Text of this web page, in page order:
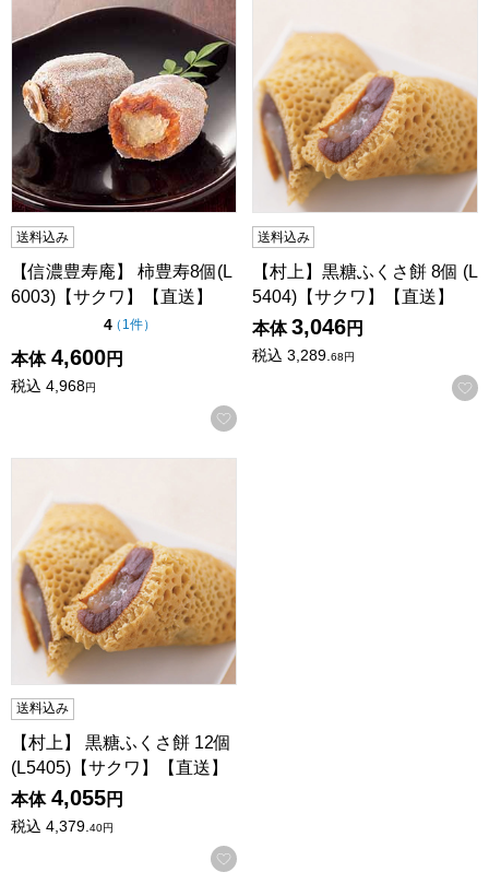
送料込み
【信濃豊寿庵】 柿豊寿8個(L
6003)【サクワ】【直送】
4点（5点満点中）
（ 1件の評価
）
本体 4,600円
税込 4,968円
お気に入りに登録する
送料込み
【村上】黒糖ふくさ餅 8個 (L
5404)【サクワ】【直送】
本体 3,046円
税込 3,289. 68円
送料込み
【村上】 黒糖ふくさ餅 12個
(L5405)【サクワ】【直送】
本体 4,055円
税込 4,379.40円
お気に入りに登録する